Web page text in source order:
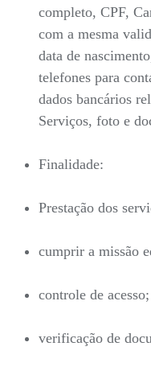
completo, CPF,
com a mesma
data de
telefones para
dados bancários
Serviços, foto e
Finalidade:
Prestação dos
cumprir a missão
controle de acesso;
verificação de